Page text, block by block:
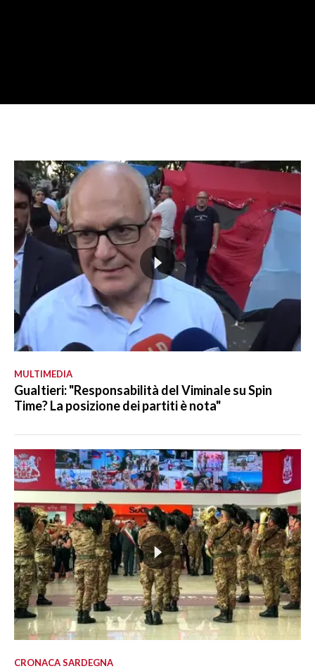
MULTIMEDIA
Gualtieri: "Responsabilità del Viminale su Spin
Time? La posizione dei partiti è nota"
CRONACA SARDEGNA